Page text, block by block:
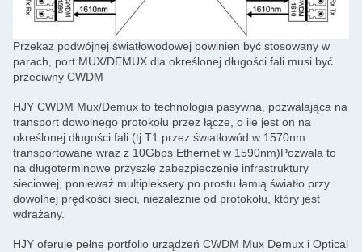
Przekaz podwójnej światłowodowej powinien być stosowany w
parach, port MUX/DEMUX dla określonej długości fali musi być
przeciwny CWDM
HJY CWDM Mux/Demux to technologia pasywna, pozwalająca na
transport dowolnego protokołu przez łącze, o ile jest on na
określonej długości fali (tj.T1 przez światłowód w 1570nm
transportowane wraz z 10Gbps Ethernet w 1590nm)Pozwala to
na długoterminowe przyszłe zabezpieczenie infrastruktury
sieciowej, ponieważ multipleksery po prostu łamią światło przy
dowolnej prędkości sieci, niezależnie od protokołu, który jest
wdrażany.
HJY oferuje pełne portfolio urządzeń CWDM Mux Demux i Optical